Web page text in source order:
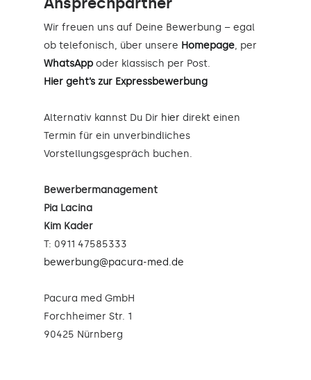
Wir freuen uns auf Deine Bewerbung – egal
ob telefonisch, über unsere Homepage, per
WhatsApp oder klassisch per Post.
Hier geht’s zur Expressbewerbung
Alternativ kannst Du Dir hier direkt einen
Termin für ein unverbindliches
Vorstellungsgespräch buchen.
Bewerbermanagement
Pia Lacina
Kim Kader
T: 0911 47585333
bewerbung@pacura-med.de
Pacura med GmbH
Forchheimer Str. 1
90425 Nürnberg